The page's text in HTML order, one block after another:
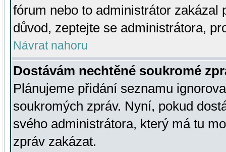
fórum nebo to administrátor zakázal
důvod, zeptejte se administrátora,
Návrat nahoru
Dostávám nechtěné soukromé
Plánujeme přidání seznamu
soukromých zpráv. Nyní, pokud
svého administrátora, který má tu
zpráv zakázat.